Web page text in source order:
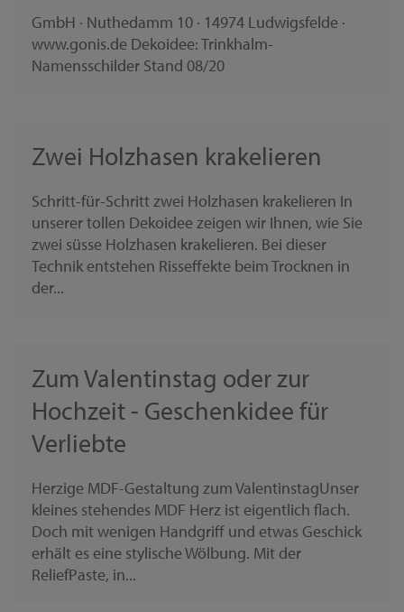
GmbH · Nuthedamm 10 · 14974 Ludwigsfelde ·
www.gonis.de Dekoidee: Trinkhalm-
Namensschilder Stand 08/20
Zwei Holzhasen krakelieren
Schritt-für-Schritt zwei Holzhasen krakelieren In
unserer tollen Dekoidee zeigen wir Ihnen, wie Sie
zwei süsse Holzhasen krakelieren. Bei dieser
Technik entstehen Risseffekte beim Trocknen in
der...
Zum Valentinstag oder zur
Hochzeit - Geschenkidee für
Verliebte
Herzige MDF-Gestaltung zum ValentinstagUnser
kleines stehendes MDF Herz ist eigentlich flach.
Doch mit wenigen Handgriff und etwas Geschick
erhält es eine stylische Wölbung. Mit der
ReliefPaste, in...